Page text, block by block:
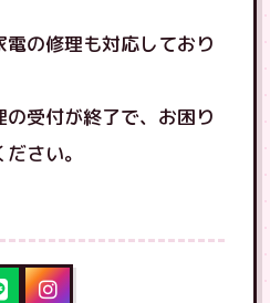
の修理も対応しており
受付が終了で、お困り
さい。